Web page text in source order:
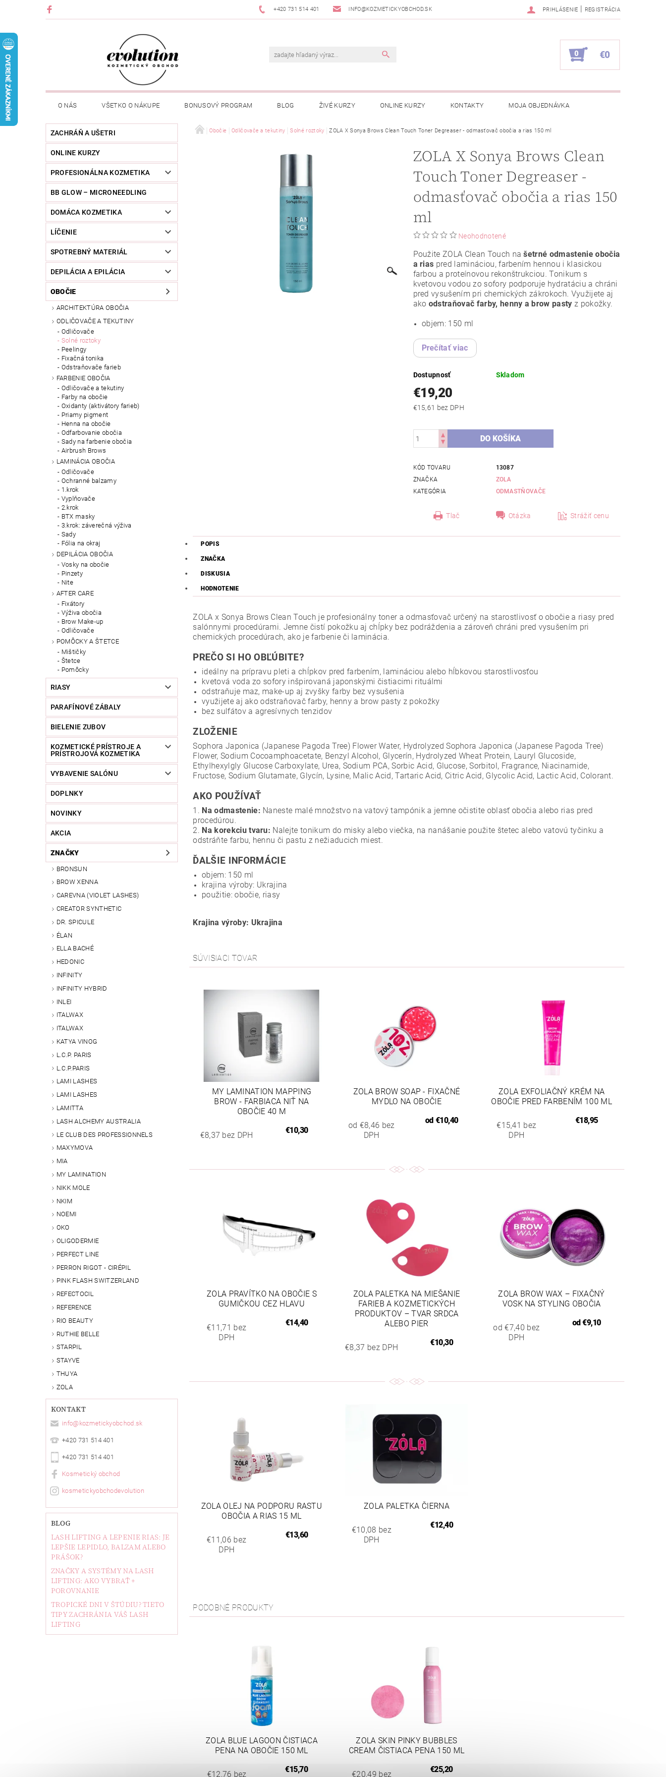
+420 731 514 401 INFO@KOZMETICKYOBCHOD.SK PRIHLÁSENIE | REGISTRÁCIA
0 €0
O NÁS VŠETKO O NÁKUPE BONUSOVÝ PROGRAM BLOG ŽIVÉ KURZY ONLINE KURZY KONTAKTY MOJA OBJEDNÁVKA
ZACHRÁŇ A UŠETRI
ONLINE KURZY
PROFESIONÁLNA KOZMETIKA
BB GLOW – MICRONEEDLING
DOMÁCA KOZMETIKA
LÍČENIE
SPOTREBNÝ MATERIÁL
DEPILÁCIA A EPILÁCIA
OBOČIE
ARCHITEKTÚRA OBOČIA
ODLIČOVAČE A TEKUTINY
Odličovače
Solné roztoky
Peelingy
Fixačná tonika
Odstraňovače farieb
FARBENIE OBOČIA
Odličovače a tekutiny
Farby na obočie
Oxidanty (aktivátory farieb)
Priamy pigment
Henna na obočie
Odfarbovanie obočia
Sady na farbenie obočia
Airbrush Brows
LAMINÁCIA OBOČIA
Odličovače
Ochranné balzamy
1.krok
Vyplňovače
2.krok
BTX masky
3.krok: záverečná výživa
Sady
Fólia na okraj
DEPILÁCIA OBOČIA
Vosky na obočie
Pinzety
Nite
AFTER CARE
Fixátory
Výživa obočia
Brow Make-up
Odličovače
POMÔCKY A ŠTETCE
Mištičky
Štetce
Pomôcky
RIASY
PARAFÍNOVÉ ZÁBALY
BIELENIE ZUBOV
KOZMETICKÉ PRÍSTROJE A
PRÍSTROJOVÁ KOZMETIKA
VYBAVENIE SALÓNU
DOPLNKY
NOVINKY
AKCIA
ZNAČKY
BRONSUN
BROW XENNA
CAREVNA (VIOLET LASHES)
CREATOR SYNTHETIC
DR. SPICULE
ÉLAN
ELLA BACHÉ
HEDONIC
INFINITY
INFINITY HYBRID
INLEI
ITALWAX
ITALWAX
KATYA VINOG
L.C.P. PARIS
L.C.P.PARIS
LAMI LASHES
LAMI LASHES
LAMITTA
LASH ALCHEMY AUSTRALIA
LE CLUB DES PROFESSIONNELS
MAXYMOVA
MIA
MY LAMINATION
NIKK MOLE
NKIM
NOEMI
OKO
OLIGODERMIE
PERFECT LINE
PERRON RIGOT - CIRÉPIL
PINK FLASH SWITZERLAND
REFECTOCIL
REFERENCE
RIO BEAUTY
RUTHIE BELLE
STARPIL
STAYVE
THUYA
ZOLA
KONTAKT
info@ kozmetickyobchod.sk
+420 731 514 401
+420 731 514 401
Kosmetický obchod
kosmetickyobchodevolution
BLOG
LASH LIFTING A LEPENIE RIAS: JE
LEPŠIE LEPIDLO, BALZAM ALEBO
PRÁŠOK?
ZNAČKY A SYSTÉMY NA LASH
LIFTING: AKO VYBRAŤ +
POROVNANIE
TROPICKÉ DNI V ŠTÚDIU? TIETO
TIPY ZACHRÁNIA VÁŠ LASH
LIFTING
Obočie Odličovače a tekutiny Solné roztoky ZOLA X Sonya Brows Clean Touch Toner Degreaser - odmasťovač obočia a rias 150 ml
ZOLA X Sonya Brows Clean
Touch Toner Degreaser -
odmasťovač obočia a rias 150
ml
Neohodnotené
Použite ZOLA Clean Touch našetrné odmastenie obočia
a rias pred lamináciou, farbením hennou i klasickou
farbou a proteínovou rekonštrukciou. Tonikum s
kvetovou vodou zo sofory podporuje hydratáciu a chráni
pred vysušením pri chemických zákrokoch. Využijete aj
ako odstraňovač farby, henny a brow pasty z pokožky.
objem: 150 ml
Prečítať viac
Dostupnosť Skladom
€19,20
€15,61 bez DPH
KÓD TOVARU
13087
ZNAČKA
ZOLA
KATEGÓRIA
ODMASTŇOVAČE
Tlač Otázka Strážiť cenu
POPIS
ZNAČKA
DISKUSIA
HODNOTENIE
ZOLA x Sonya Brows Clean Touch je profesionálny toner a odmasťovač určený na starostlivosť o obočie a riasy pred
salónnymi procedúrami. Jemne čistí pokožku aj chĺpky bez podráždenia a zároveň chráni pred vysušením pri
chemických procedúrach, ako je farbenie či laminácia.
PREČO SI HO OBĽÚBITE?
ideálny na prípravu pleti a chĺpkov pred farbením, lamináciou alebo hĺbkovou starostlivosťou
kvetová voda zo sofory inšpirovaná japonskými čistiacimi rituálmi
odstraňuje maz, make-up aj zvyšky farby bez vysušenia
využijete aj ako odstraňovač farby, henny a brow pasty z pokožky
bez sulfátov a agresívnych tenzidov
ZLOŽENIE
Sophora Japonica (Japanese Pagoda Tree) Flower Water, Hydrolyzed Sophora Japonica (Japanese Pagoda Tree)
Flower, Sodium Cocoamphoacetate, Benzyl Alcohol, Glycerín, Hydrolyzed Wheat Protein, Lauryl Glucoside,
Ethylhexylgly Glucose Carboxylate, Urea, Sodium PCA, Sorbic Acid, Glucose, Sorbitol, Fragrance, Niacinamide,
Fructose, Sodium Glutamate, Glycín, Lysine, Malic Acid, Tartaric Acid, Citric Acid, Glycolic Acid, Lactic Acid, Colorant.
AKO POUŽÍVAŤ
1. Na odmastenie: Naneste malé množstvo na vatový tampónik a jemne očistite oblasť obočia alebo rias pred
procedúrou.
2. Na korekciu tvaru: Nalejte tonikum do misky alebo viečka, na nanášanie použite štetec alebo vatovú tyčinku a
odstráňte farbu, hennu či pastu z nežiaducich miest.
ĎALŠIE INFORMÁCIE
objem: 150 ml
krajina výroby: Ukrajina
použitie: obočie, riasy
Krajina výroby: Ukrajina
SÚVISIACI TOVAR
MY LAMINATION MAPPING
BROW - FARBIACA NIŤ NA
OBOČIE 40 M
€8,37 bez DPH
€10,30
ZOLA BROW SOAP - FIXAČNÉ
MYDLO NA OBOČIE
od €8,46 bez
DPH
od €10,40
ZOLA EXFOLIAČNÝ KRÉM NA
OBOČIE PRED FARBENÍM 100 ML
€15,41 bez
DPH
€18,95
ZOLA PRAVÍTKO NA OBOČIE S
GUMIČKOU CEZ HLAVU
€11,71 bez
DPH
€14,40
ZOLA PALETKA NA MIEŠANIE
FARIEB A KOZMETICKÝCH
PRODUKTOV – TVAR SRDCA
ALEBO PIER
€8,37 bez DPH
€10,30
ZOLA BROW WAX – FIXAČNÝ
VOSK NA STYLING OBOČIA
od €7,40 bez
DPH
od€9,10
ZOLA OLEJ NA PODPORU RASTU
OBOČIA A RIAS 15 ML
€11,06 bez
DPH
€13,60
ZOLA PALETKA ČIERNA
€10,08 bez
DPH
€12,40
PODOBNÉ PRODUKTY
ZOLA BLUE LAGOON ČISTIACA
PENA NA OBOČIE 150 ML
€12,76 bez
€15,70
ZOLA SKIN PINKY BUBBLES
CREAM ČISTIACA PENA 150 ML
€20,49 bez
€25,20